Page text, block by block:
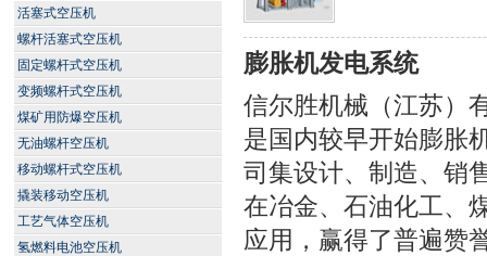
活塞式空压机
螺杆活塞式空压机
固定螺杆式空压机
变频螺杆式空压机
煤矿用防爆空压机
无油螺杆空压机
移动螺杆式空压机
撬装移动空压机
工艺气体空压机
氢燃料电池空压机
膨胀机发电系统
信尔胜机械（江苏）
是国内较早开始膨胀
司集设计、制造、销
在冶金、石油化工、
应用，赢得了普遍赞